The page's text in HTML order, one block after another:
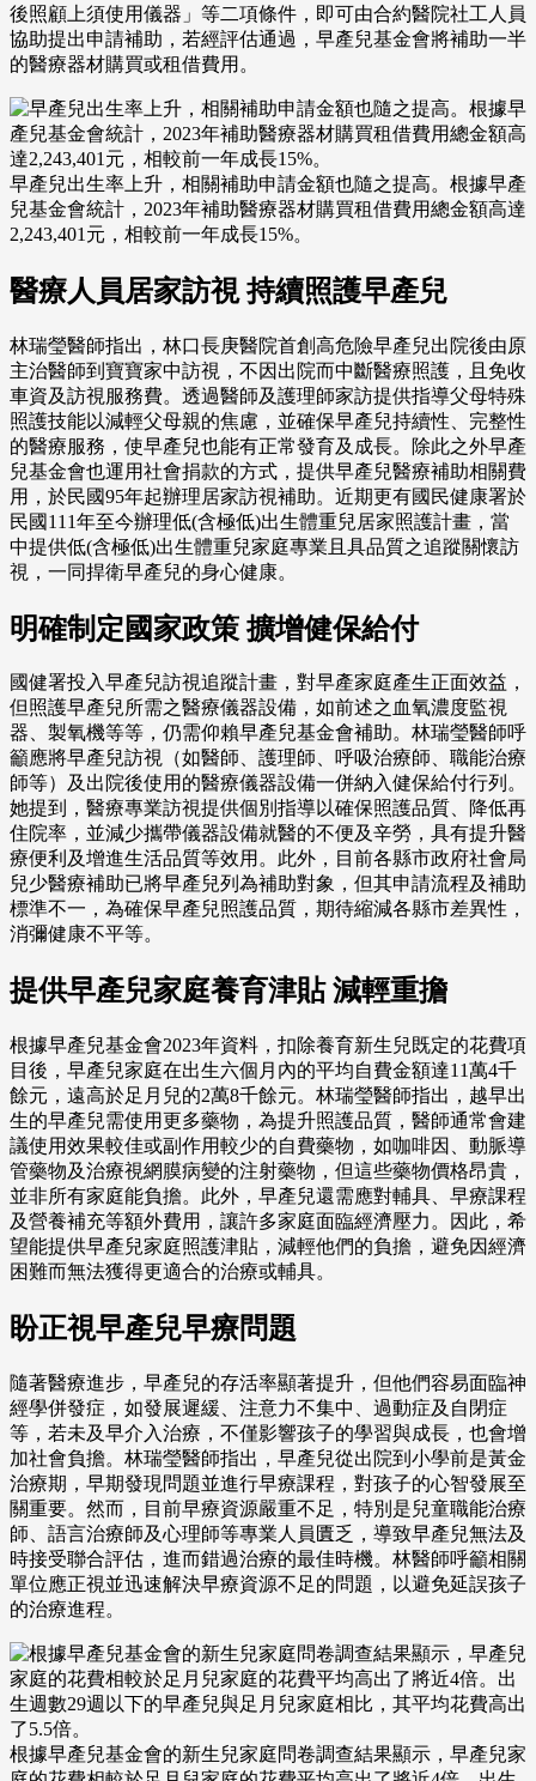
後照顧上須使用儀器」等二項條件，即可由合約醫院社工人員
協助提出申請補助，若經評估通過，早產兒基金會將補助一半
的醫療器材購買或租借費用。
早產兒出生率上升，相關補助申請金額也隨之提高。根據早產
兒基金會統計，2023年補助醫療器材購買租借費用總金額高達
2,243,401元，相較前一年成長15%。
醫療人員居家訪視 持續照護早產兒
林瑞瑩醫師指出，林口長庚醫院首創高危險早產兒出院後由原
主治醫師到寶寶家中訪視，不因出院而中斷醫療照護，且免收
車資及訪視服務費。透過醫師及護理師家訪提供指導父母特殊
照護技能以減輕父母親的焦慮，並確保早產兒持續性、完整性
的醫療服務，使早產兒也能有正常發育及成長。除此之外早產
兒基金會也運用社會捐款的方式，提供早產兒醫療補助相關費
用，於民國95年起辦理居家訪視補助。近期更有國民健康署於
民國111年至今辦理低(含極低)出生體重兒居家照護計畫，當
中提供低(含極低)出生體重兒家庭專業且具品質之追蹤關懷訪
視，一同捍衛早產兒的身心健康。
明確制定國家政策 擴增健保給付
國健署投入早產兒訪視追蹤計畫，對早產家庭產生正面效益，
但照護早產兒所需之醫療儀器設備，如前述之血氧濃度監視
器、製氧機等等，仍需仰賴早產兒基金會補助。林瑞瑩醫師呼
籲應將早產兒訪視（如醫師、護理師、呼吸治療師、職能治療
師等）及出院後使用的醫療儀器設備一併納入健保給付行列。
她提到，醫療專業訪視提供個別指導以確保照護品質、降低再
住院率，並減少攜帶儀器設備就醫的不便及辛勞，具有提升醫
療便利及增進生活品質等效用。此外，目前各縣市政府社會局
兒少醫療補助已將早產兒列為補助對象，但其申請流程及補助
標準不一，為確保早產兒照護品質，期待縮減各縣市差異性，
消彌健康不平等。
提供早產兒家庭養育津貼 減輕重擔
根據早產兒基金會2023年資料，扣除養育新生兒既定的花費項
目後，早產兒家庭在出生六個月內的平均自費金額達11萬4千
餘元，遠高於足月兒的2萬8千餘元。林瑞瑩醫師指出，越早出
生的早產兒需使用更多藥物，為提升照護品質，醫師通常會建
議使用效果較佳或副作用較少的自費藥物，如咖啡因、動脈導
管藥物及治療視網膜病變的注射藥物，但這些藥物價格昂貴，
並非所有家庭能負擔。此外，早產兒還需應對輔具、早療課程
及營養補充等額外費用，讓許多家庭面臨經濟壓力。因此，希
望能提供早產兒家庭照護津貼，減輕他們的負擔，避免因經濟
困難而無法獲得更適合的治療或輔具。
盼正視早產兒早療問題
隨著醫療進步，早產兒的存活率顯著提升，但他們容易面臨神
經學併發症，如發展遲緩、注意力不集中、過動症及自閉症
等，若未及早介入治療，不僅影響孩子的學習與成長，也會增
加社會負擔。林瑞瑩醫師指出，早產兒從出院到小學前是黃金
治療期，早期發現問題並進行早療課程，對孩子的心智發展至
關重要。然而，目前早療資源嚴重不足，特別是兒童職能治療
師、語言治療師及心理師等專業人員匱乏，導致早產兒無法及
時接受聯合評估，進而錯過治療的最佳時機。林醫師呼籲相關
單位應正視並迅速解決早療資源不足的問題，以避免延誤孩子
的治療進程。
根據早產兒基金會的新生兒家庭問卷調查結果顯示，早產兒家